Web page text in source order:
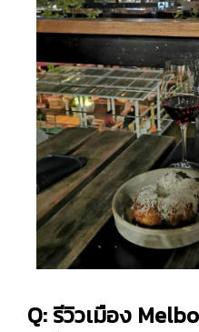
Q: รีวิวเมือง